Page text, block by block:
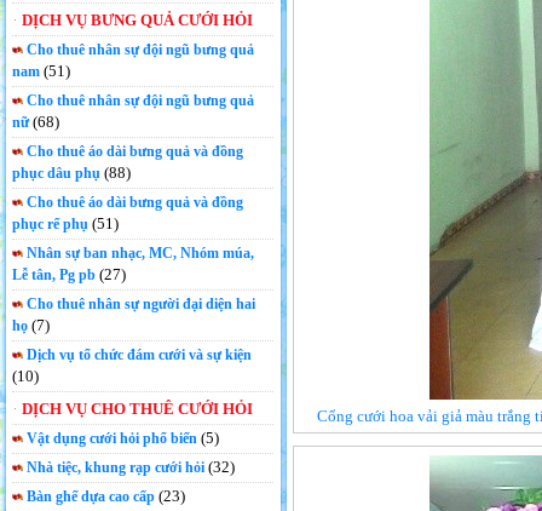
DỊCH VỤ BƯNG QUẢ CƯỚI HỎI
Cho thuê nhân sự đội ngũ bưng quả
nam (51)
Cho thuê nhân sự đội ngũ bưng quả
nữ(68)
Cho thuê áo dài bưng quả và đồng
phục dâu phụ (88)
Cho thuê áo dài bưng quả và đồng
phục rể phụ (51)
Nhân sự ban nhạc, MC, Nhóm múa,
Lễ tân, Pg pb (27)
Cho thuê nhân sự người đại diện hai
họ (7)
Dịch vụ tổ chức đám cưới và sự kiện
(10)
DỊCH VỤ CHO THUÊ CƯỚI HỎI
Vật dụng cưới hỏi phổ biến (5)
Nhà tiệc, khung rạp cưới hỏi (32)
Bàn ghế dựa cao cấp (23)
Cổng cưới hoa vải giả màu trắng